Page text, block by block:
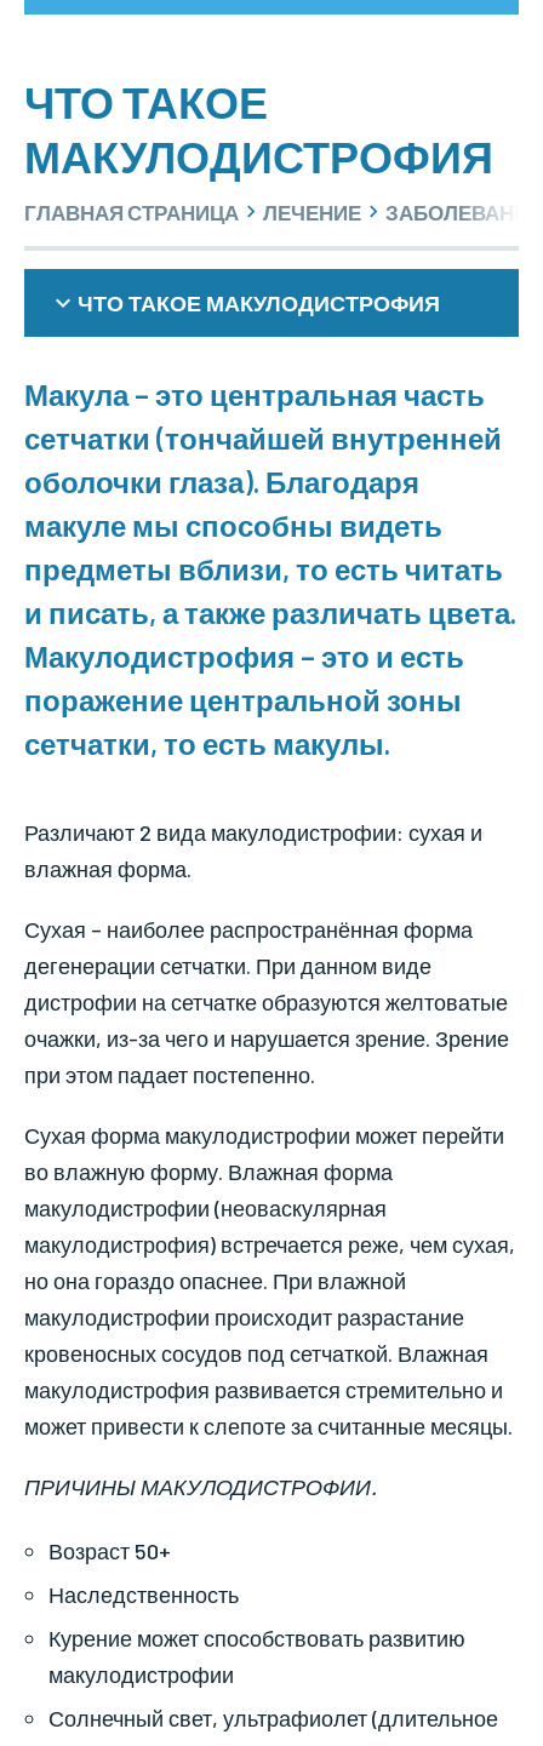
ЧТО ТАКОЕ
МАКУЛОДИСТРОФИЯ
ГЛАВНАЯ СТРАНИЦА ЛЕЧЕНИЕ
ЧТО ТАКОЕ МАКУЛОДИСТРОФИЯ
Макула – это центральная часть
сетчатки (тончайшей внутренней
оболочки глаза). Благодаря
макуле мы способны видеть
предметы вблизи, то есть читать
и писать, а также различать цвета.
Макулодистрофия – это и есть
поражение центральной зоны
сетчатки, то есть макулы.
Различают 2 вида макулодистрофии: сухая и
влажная форма.
Сухая – наиболее распространённая форма
дегенерации сетчатки. При данном виде
дистрофии на сетчатке образуются желтоватые
очажки, из-за чего и нарушается зрение. Зрение
при этом падает постепенно.
Сухая форма макулодистрофии может перейти
во влажную форму. Влажная форма
макулодистрофии (неоваскулярная
макулодистрофия) встречается реже, чем сухая,
но она гораздо опаснее. При влажной
макулодистрофии происходит разрастание
кровеносных сосудов под сетчаткой. Влажная
макулодистрофия развивается стремительно и
может привести к слепоте за считанные месяцы.
ПРИЧИНЫ МАКУЛОДИСТРОФИИ.
Возраст 50+
Наследственность
Курение может способствовать развитию
макулодистрофии
Солнечный свет, ультрафиолет (длительное